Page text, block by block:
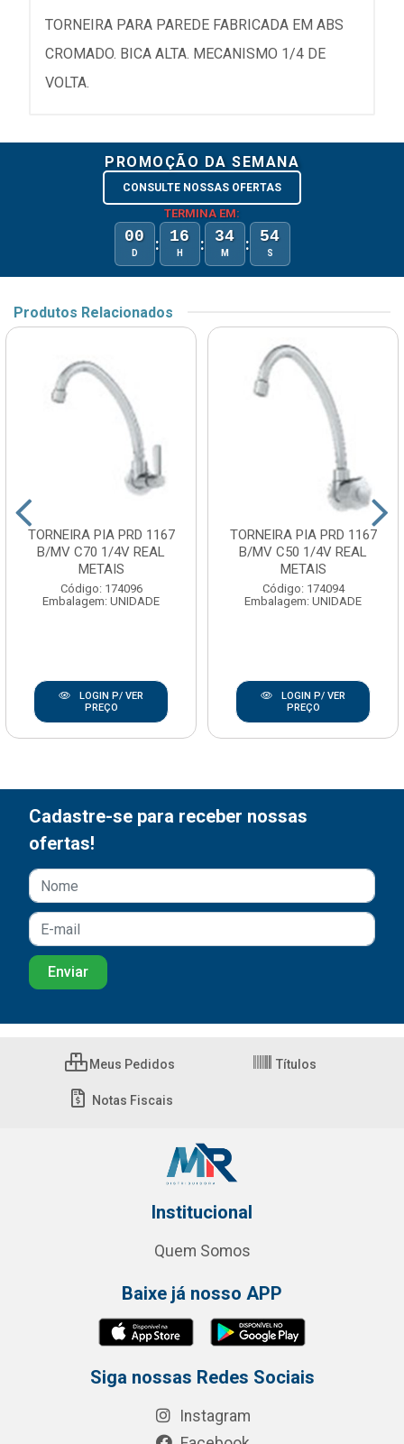
TORNEIRA PARA PAREDE FABRICADA EM ABS
CROMADO. BICA ALTA. MECANISMO 1/4 DE
VOLTA.
PROMOÇÃO DA SEMANA
CONSULTE NOSSAS OFERTAS
TERMINA EM:
00
D : 16
H : 34
M : 54
S
Produtos Relacionados
TORNEIRA PIA PRD 1167
B/MV C70 1/4V REAL
METAIS
Código: 174096
Embalagem: UNIDADE
LOGIN P/ VER
PREÇO
TORNEIRA PIA PRD 1167
B/MV C50 1/4V REAL
METAIS
Código: 174094
Embalagem: UNIDADE
LOGIN P/ VER
PREÇO
Cadastre-se para receber nossas
ofertas!
Meus Pedidos Títulos
Notas Fiscais
Institucional
Quem Somos
Baixe já nosso APP
Siga nossas Redes Sociais
Instagram